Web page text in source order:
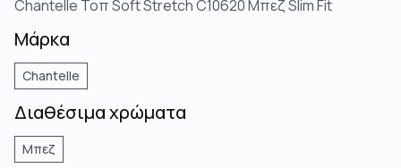
Chantelle Τοπ Soft Stretch C10620 Μπεζ Slim Fit
Μάρκα
Chantelle
Διαθέσιμα χρώματα
Μπεζ